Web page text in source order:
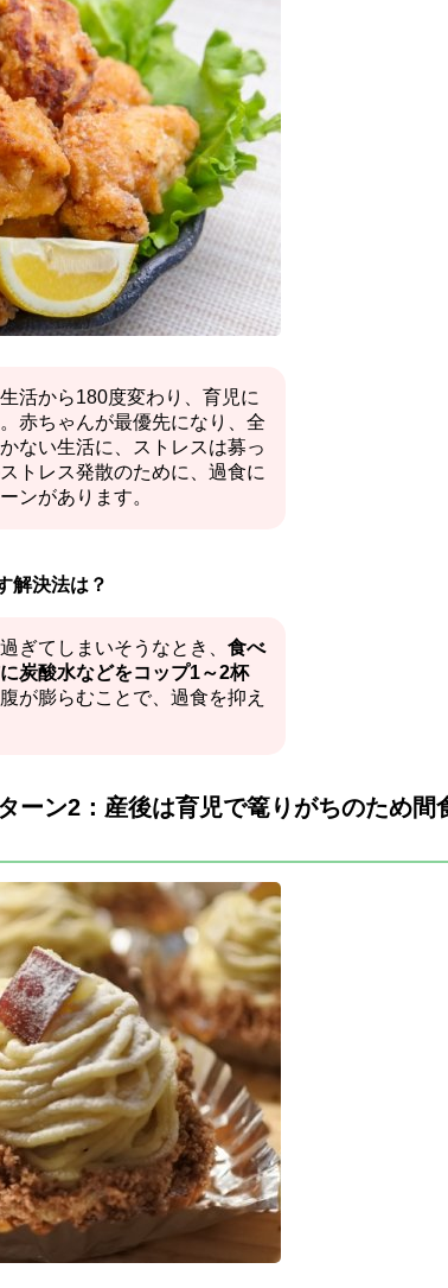
活から180度変わり、育児に
赤ちゃんが最優先になり、全
ない生活に、ストレスは募っ
トレス発散のために、過食に
ンがあります。
解決法は？
ぎてしまいそうなとき、 食べ
炭酸水などをコップ1～2杯
が膨らむことで、過食を抑え
ーン2：産後は育児で篭りがちのため間